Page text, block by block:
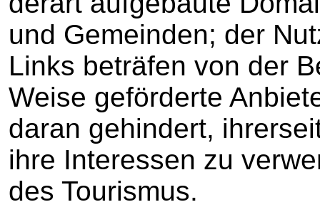
und Gemeinden; der
Links beträfen von der
Weise geförderte
daran gehindert,
ihre Interessen zu
des Tourismus.